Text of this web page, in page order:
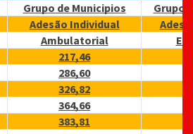
Grupo de Municipios
Grupo
Adesão Individual
Ambulatorial
217,46
286,60
326,82
364,66
383,81